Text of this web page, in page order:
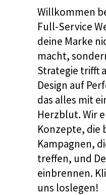
Willkommen
Full-Service
deine Marke
macht,
Strategie trifft
Design auf
das alles mit
Herzblut. Wir
Konzepte, die
Kampagnen,
treffen, und
einbrennen.
uns loslegen!